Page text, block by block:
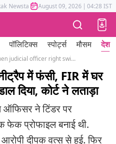
Newstak Mumbai Tak Astrotak
August 09, 2026 | 04:28 IST
पॉलिटिक्स स्पोर्ट्स मौसम देश
Haryana women judicial officer right swipe on tinder losses 52 lakh
में फंसी, FIR में घर
दिया, कोर्ट ने लताड़ा
ऑफिसर ने टिंडर पर
प्रोफाइल बनाई थी.
दीपक वत्स से हुई. फिर